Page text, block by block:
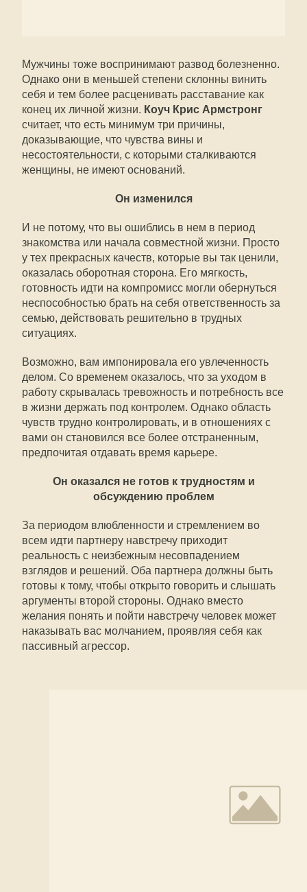
Мужчины тоже воспринимают развод болезненно.
Однако они в меньшей степени склонны винить
себя и тем более расценивать расставание как
конец их личной жизни. Коуч Крис Армстронг
считает, что есть минимум три причины,
доказывающие, что чувства вины и
несостоятельности, с которыми сталкиваются
женщины, не имеют оснований.
Он изменился
И не потому, что вы ошиблись в нем в период
знакомства или начала совместной жизни. Просто
у тех прекрасных качеств, которые вы так ценили,
оказалась оборотная сторона. Его мягкость,
готовность идти на компромисс могли обернуться
неспособностью брать на себя ответственность за
семью, действовать решительно в трудных
ситуациях.
Возможно, вам импонировала его увлеченность
делом. Со временем оказалось, что за уходом в
работу скрывалась тревожность и потребность все
в жизни держать под контролем. Однако область
чувств трудно контролировать, и в отношениях с
вами он становился все более отстраненным,
предпочитая отдавать время карьере.
Он оказался не готов к трудностям и
обсуждению проблем
За периодом влюбленности и стремлением во
всем идти партнеру навстречу приходит
реальность с неизбежным несовпадением
взглядов и решений. Оба партнера должны быть
готовы к тому, чтобы открыто говорить и слышать
аргументы второй стороны. Однако вместо
желания понять и пойти навстречу человек может
наказывать вас молчанием, проявляя себя как
пассивный агрессор.